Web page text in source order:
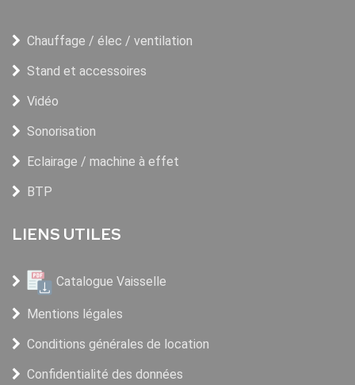
Chauffage / élec / ventilation
Stand et accessoires
Vidéo
Sonorisation
Eclairage / machine à effet
BTP
LIENS UTILES
Catalogue Vaisselle
Mentions légales
Conditions générales de location
Confidentialité des données